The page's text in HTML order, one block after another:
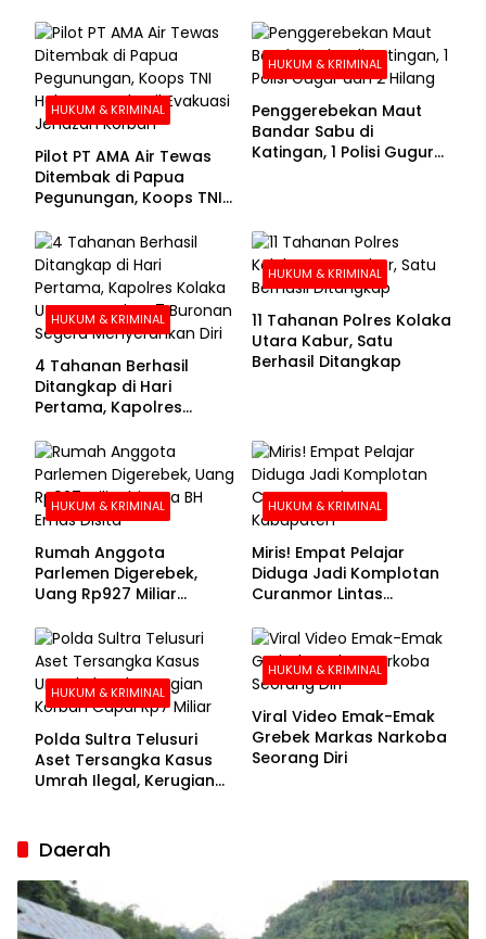
HUKUM & KRIMINAL
Pilot PT AMA Air Tewas
Ditembak di Papua
Pegunungan, Koops TNI
Evakuasi Jenazah
Korban
HUKUM & KRIMINAL
Penggerebekan Maut
Bandar Sabu di
Katingan, 1 Polisi Gugur
HUKUM & KRIMINAL
4 Tahanan Berhasil
Ditangkap di Hari
Pertama, Kapolres
Buronan Segera
Menyerahkan Diri
HUKUM & KRIMINAL
11 Tahanan Polres Kolaka
Utara Kabur, Satu
Berhasil Ditangkap
HUKUM & KRIMINAL
Rumah Anggota
Parlemen Digerebek,
Uang Rp927 Miliar
HUKUM & KRIMINAL
Miris! Empat Pelajar
Diduga Jadi Komplotan
Curanmor Lintas
HUKUM & KRIMINAL
Polda Sultra Telusuri
Aset Tersangka Kasus
Umrah Ilegal, Kerugian
HUKUM & KRIMINAL
Viral Video Emak-Emak
Grebek Markas Narkoba
Seorang Diri
Daerah